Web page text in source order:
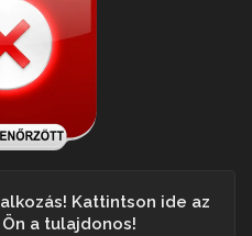
Kattintson ide az
a tulajdonos!